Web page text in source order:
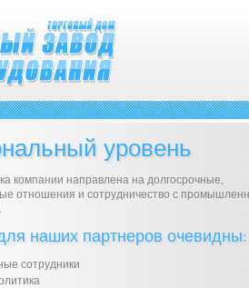
уровень
компании направлена на долгосрочные,
отношения и сотрудничество с
наших партнеров очевидны:
сотрудники